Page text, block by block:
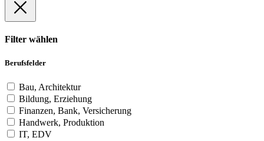
Filter wählen
Berufsfelder
Bau, Architektur
Bildung, Erziehung
Finanzen, Bank, Versicherung
Handwerk, Produktion
IT, EDV